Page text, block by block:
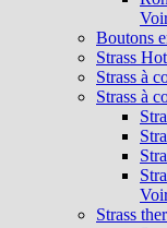
Boutons
Strass
Strass à
Strass à
Strass